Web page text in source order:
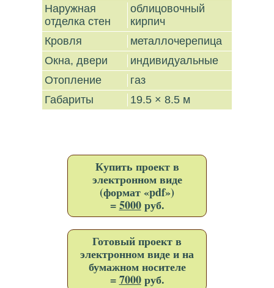
Наружная
отделка стен
облицовочный
кирпич
Кровля
металлочерепица
Окна, двери
индивидуальные
Отопление
газ
Габариты
19.5 × 8.5 м
Купить проект в
электронном виде
(формат «pdf»)
=5000руб.
Готовый проект в
электронном виде и на
бумажном носителе
=7000руб.